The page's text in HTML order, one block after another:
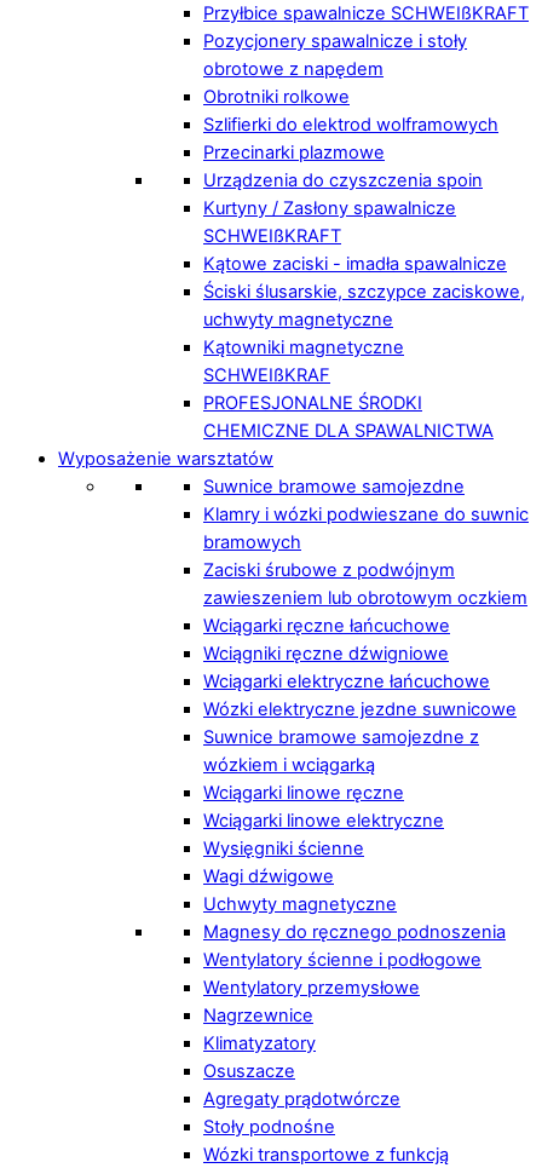
Przyłbice spawalnicze SCHWEIßKRAFT
Pozycjonery spawalnicze i stoły
obrotowe z napędem
Obrotniki rolkowe
Szlifierki do elektrod wolframowych
Przecinarki plazmowe
Urządzenia do czyszczenia spoin
Kurtyny / Zasłony spawalnicze
SCHWEIßKRAFT
Kątowe zaciski - imadła spawalnicze
Ściski ślusarskie, szczypce zaciskowe,
uchwyty magnetyczne
Kątowniki magnetyczne
SCHWEIßKRAF
PROFESJONALNE ŚRODKI
CHEMICZNE DLA SPAWALNICTWA
Wyposażenie warsztatów
Suwnice bramowe samojezdne
Klamry i wózki podwieszane do suwnic
bramowych
Zaciski śrubowe z podwójnym
zawieszeniem lub obrotowym oczkiem
Wciągarki ręczne łańcuchowe
Wciągniki ręczne dźwigniowe
Wciągarki elektryczne łańcuchowe
Wózki elektryczne jezdne suwnicowe
Suwnice bramowe samojezdne z
wózkiem i wciągarką
Wciągarki linowe ręczne
Wciągarki linowe elektryczne
Wysięgniki ścienne
Wagi dźwigowe
Uchwyty magnetyczne
Magnesy do ręcznego podnoszenia
Wentylatory ścienne i podłogowe
Wentylatory przemysłowe
Nagrzewnice
Klimatyzatory
Osuszacze
Agregaty prądotwórcze
Stoły podnośne
Wózki transportowe z funkcją